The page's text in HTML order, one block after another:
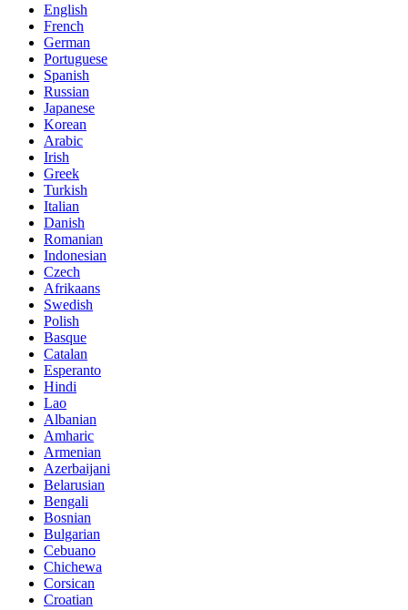
English
French
German
Portuguese
Spanish
Russian
Japanese
Korean
Arabic
Irish
Greek
Turkish
Italian
Danish
Romanian
Indonesian
Czech
Afrikaans
Swedish
Polish
Basque
Catalan
Esperanto
Hindi
Lao
Albanian
Amharic
Armenian
Azerbaijani
Belarusian
Bengali
Bosnian
Bulgarian
Cebuano
Chichewa
Corsican
Croatian